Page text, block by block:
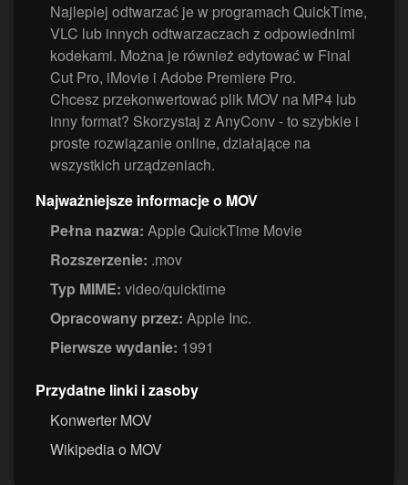
Najlepiej odtwarzać je w programach QuickTime,
VLC lub innych odtwarzaczach z odpowiednimi
kodekami. Można je również edytować w Final
Cut Pro, iMovie i Adobe Premiere Pro.
Chcesz przekonwertować plik MOV na MP4 lub
inny format? Skorzystaj z AnyConv - to szybkie i
proste rozwiązanie online, działające na
wszystkich urządzeniach.
Najważniejsze informacje o MOV
Pełna nazwa: Apple QuickTime Movie
Rozszerzenie: .mov
Typ MIME: video/quicktime
Opracowany przez: Apple Inc.
Pierwsze wydanie: 1991
Przydatne linki i zasoby
Konwerter MOV
Wikipedia o MOV